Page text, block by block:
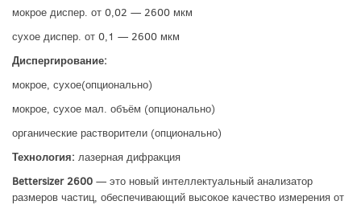
мокрое диспер. от 0,02 — 2600 мкм
сухое диспер. от 0,1 — 2600 мкм
Диспергирование:
мокрое, сухое(опционально)
мокрое, сухое мал. объём (опционально)
органические растворители (опционально)
Технология: лазерная дифракция
Bettersizer 2600 — это новый интеллектуальный анализатор
размеров частиц, обеспечивающий высокое качество измерения от